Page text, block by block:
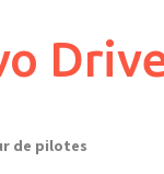
de pilotes